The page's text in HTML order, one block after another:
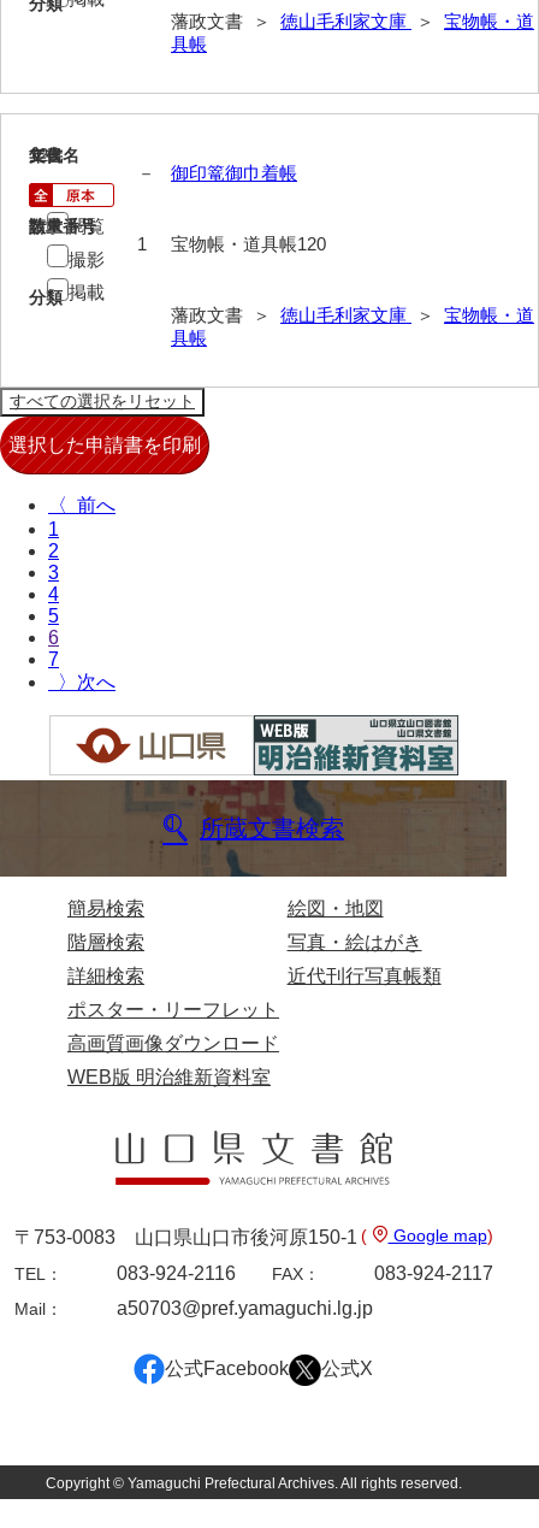
布告全書
農園日記
県庁伝来旧藩記録
山口小郡宰判記録
両公伝史料
三卿伝史料
分類
藩政文書 ＞ 徳山毛利家文庫 ＞ 宝物帳・道
具帳
120
文書名
御印篭御巾着帳
請求番号
宝物帳・道具帳120
分類
藩政文書 ＞ 徳山毛利家文庫 ＞ 宝物帳・道
具帳
年代
－
数量
1
閲覧
撮影
掲載
〈
1
2
3
4
5
6
7
〉
所蔵文書検索
簡易検索
階層検索
詳細検索
絵図・地図
写真・絵はがき
近代刊行写真帳類
ポスター・リーフレット
高画質画像ダウンロード
WEB版 明治維新資料室
〒753-0083 山口県山口市後河原150-1 ( Google map)
TEL：
083-924-2116 FAX： 083-924-2117
Mail： a50703@pref.yamaguchi.lg.jp
公式Facebook 公式X
Copyright © Yamaguchi Prefectural Archives. All rights reserved.